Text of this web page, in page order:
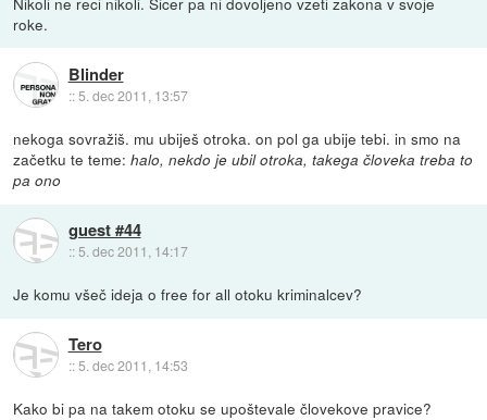
roke.
Blinder
::5. dec 2011, 13:57
nekoga sovražiš. mu ubiješ otroka. on pol ga ubije tebi. in smo na
začetku te teme:halo, nekdo je ubil otroka, takega človeka treba to
pa ono
guest #44
:: 5. dec 2011, 14:17
Je komu všeč ideja o free for all otoku kriminalcev?
Tero
::5. dec 2011, 14:53
Kako bi pa na takem otoku se upoštevale človekove pravice?